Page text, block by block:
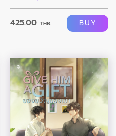
425.00 THB. BUY